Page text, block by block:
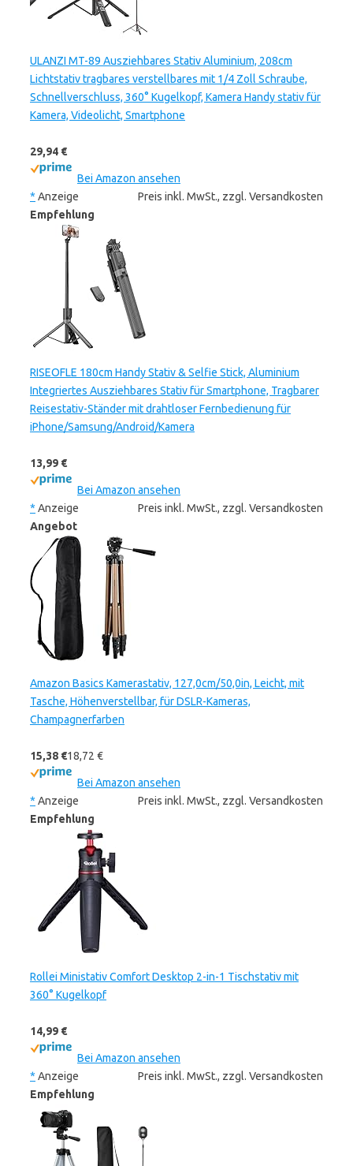
ULANZI MT-89 Ausziehbares Stativ Aluminium, 208cm
Lichtstativ tragbares verstellbares mit 1/4 Zoll Schraube,
Schnellverschluss, 360° Kugelkopf, Kamera Handy stativ für
Kamera, Videolicht, Smartphone
29,94 €
Bei Amazon ansehen
* Anzeige
Preis inkl. MwSt., zzgl. Versandkosten
Empfehlung
RISEOFLE 180cm Handy Stativ & Selfie Stick, Aluminium
Integriertes Ausziehbares Stativ für Smartphone, Tragbarer
Reisestativ-Ständer mit drahtloser Fernbedienung für
iPhone/Samsung/Android/Kamera
13,99 €
Bei Amazon ansehen
* Anzeige
Preis inkl. MwSt., zzgl. Versandkosten
Angebot
Amazon Basics Kamerastativ, 127,0cm/50,0in, Leicht, mit
Tasche, Höhenverstellbar, für DSLR-Kameras,
Champagnerfarben
15,38 €18,72 €
Bei Amazon ansehen
* Anzeige
Preis inkl. MwSt., zzgl. Versandkosten
Empfehlung
Rollei Ministativ Comfort Desktop 2-in-1 Tischstativ mit
360° Kugelkopf
14,99 €
Bei Amazon ansehen
* Anzeige
Preis inkl. MwSt., zzgl. Versandkosten
Empfehlung